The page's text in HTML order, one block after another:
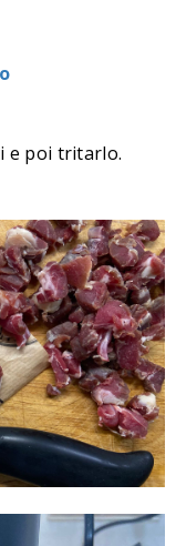
e poi tritarlo.